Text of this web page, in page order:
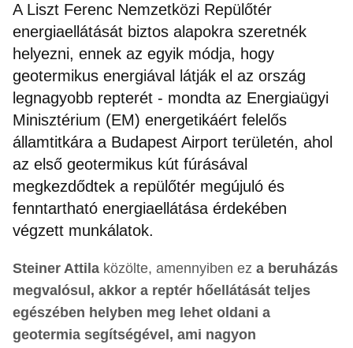
A Liszt Ferenc Nemzetközi Repülőtér
energiaellátását biztos alapokra szeretnék
helyezni, ennek az egyik módja, hogy
geotermikus energiával látják el az ország
legnagyobb repterét - mondta az Energiaügyi
Minisztérium (EM) energetikáért felelős
államtitkára a Budapest Airport területén, ahol
az első geotermikus kút fúrásával
megkezdődtek a repülőtér megújuló és
fenntartható energiaellátása érdekében
végzett munkálatok.
Steiner Attila közölte, amennyiben ez a beruházás
megvalósul, akkor a reptér hőellátását teljes
egészében helyben meg lehet oldani a
geotermia segítségével, ami nagyon